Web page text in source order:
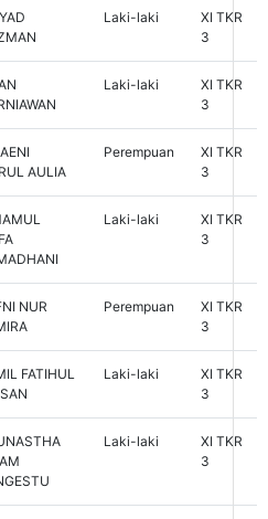
Laki-laki
XI TKR
3
Laki-laki
XI TKR
3
AULIA
Perempuan
XI TKR
3
Laki-laki
XI TKR
3
NUR
Perempuan
XI TKR
3
FATIHUL
Laki-laki
XI TKR
3
Laki-laki
XI TKR
3